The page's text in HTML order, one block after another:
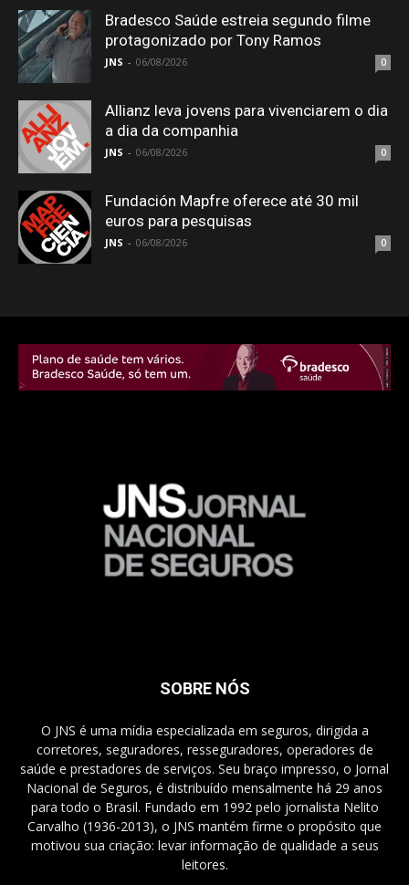
Bradesco Saúde estreia segundo filme
protagonizado por Tony Ramos
JNS - 06/08/2026 0
Allianz leva jovens para vivenciarem o dia
a dia da companhia
JNS - 06/08/2026 0
Fundación Mapfre oferece até 30 mil
euros para pesquisas
JNS - 06/08/2026 0
SOBRE NÓS
O JNS é uma mídia especializada em seguros, dirigida a
corretores, seguradores, resseguradores, operadores de
saúde e prestadores de serviços. Seu braço impresso, o Jornal
Nacional de Seguros, é distribuído mensalmente há 29 anos
para todo o Brasil. Fundado em 1992 pelo jornalista Nelito
Carvalho (1936-2013), o JNS mantém firme o propósito que
motivou sua criação: levar informação de qualidade a seus
leitores.